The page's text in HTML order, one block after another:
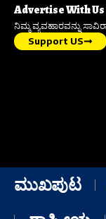
Advertise With Us
ನಿಮ್ಮ ವ್ಯವಹಾರವನ್ನು
Support US
ಮುಖಪುಟ